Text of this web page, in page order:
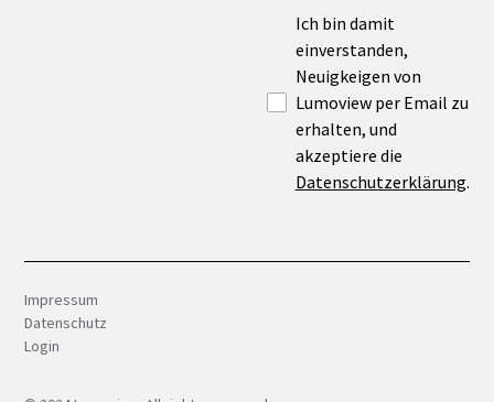
Ich bin damit
einverstanden,
Neuigkeigen von
Lumoview per Email zu
erhalten, und
akzeptiere die
Datenschutzerklärung.
Impressum
Datenschutz
Login